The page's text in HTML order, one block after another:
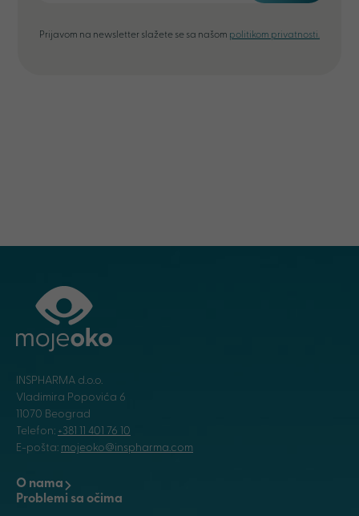
Prijavom na newsletter slažete se sa našom politikom privatnosti.
INSPHARMA d.o.o.
Vladimira Popovića 6
11070 Beograd
Telefon: +381 11 401 76 10
E-pošta: mojeoko@inspharma.com
O nama
Problemi sa očima